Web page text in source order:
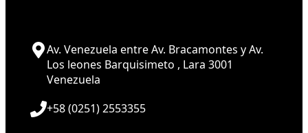
Av. Venezuela entre Av. Bracamontes y Av.
Los leones Barquisimeto , Lara 3001
Venezuela
+58 (0251) 2553355